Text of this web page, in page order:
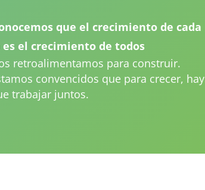
que el crecimiento de cada
es el crecimiento de todos
retroalimentamos para construir.
convencidos que para crecer, hay
trabajar juntos.